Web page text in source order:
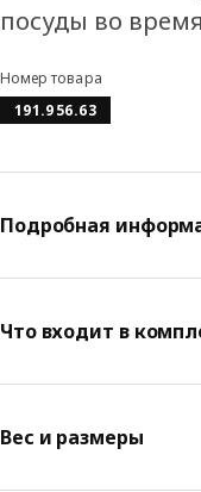
посуды во
Номер товара
191.956.63
Подробная
Что входит в
Вес и размеры